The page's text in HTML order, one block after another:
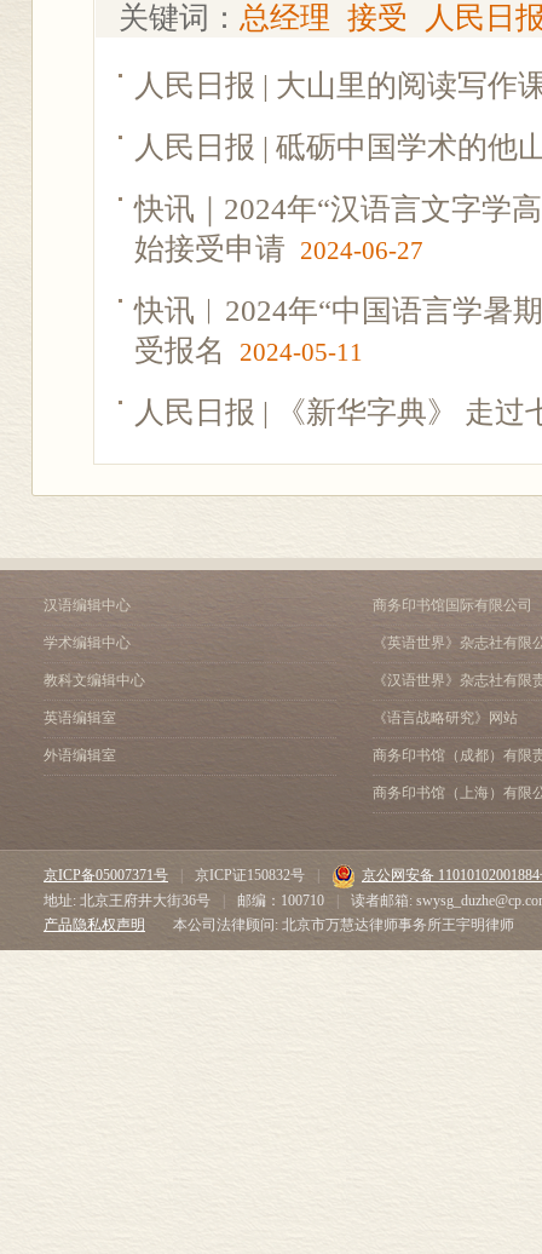
关键词： 总经理 接受 人民日
人民日报 | 大山里的阅读写作
人民日报 | 砥砺中国学术的他
快讯｜2024年“汉语言文字学
始接受申请 2024-06-27
快讯︱2024年“中国语言学暑
受报名
2024-05-11
人民日报 | 《新华字典》 走过
汉语编辑中心
学术编辑中心
教科文编辑中心
英语编辑室
外语编辑室
商务印书馆国际有限公司
《英语世界》杂志社有限
《汉语世界》杂志社有限
《语言战略研究》网站
商务印书馆（成都）有限
商务印书馆（上海）有限
京ICP备05007371号 京ICP证150832号
京公网安备
地址: 北京王府井大街36号
邮编：100710
读者邮箱:
产品隐私权声明
本公司法律顾问: 北京市万慧达律师事务所王宇明律师